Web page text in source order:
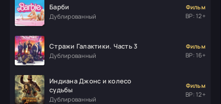
Барби
Дублированный
Фильм
ВР: 12+
Стражи Галактики. Часть 3
Дублированный
Фильм
ВР: 16+
Индиана Джонс и колесо
судьбы
Дублированный
Фильм
ВР: 12+